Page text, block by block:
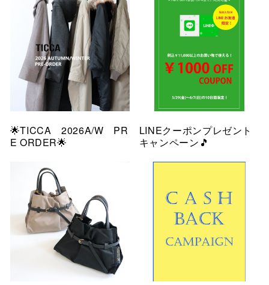
🌟TICCA 2026A/W PR
E ORDER🌟
LINEクーポンプレゼント
キャンペーン🎵